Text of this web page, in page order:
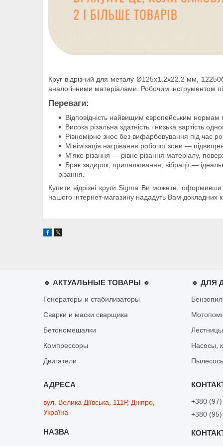
Круг відрізний для металу Ø125x1.2x22.2 мм,
аналогічними матеріалами. Робочим інструментом
Переваги:
Відповідність найвищим європейським нормам
Висока різальна здатність і низька вартість
Рівномірне знос без вифарбовування під час
Мінімізація нагрівання робочої зони —
М'яке різання — рівне різання матеріалу,
Брак задирок, припалювання, вібрації —
різання.
Купити відрізні круги Sigma Ви можете,
нашого інтернет-магазину нададуть Вам докладних
🔹 АКТУАЛЬНЫЕ ТОВАРЫ 🔹
Генераторы и стабилизаторы
Сварки и маски сварщика
Бетономешалки
Компрессоры
Двигатели
🔹 ДЛЯ
Насосы,
вул. Велика Діївська, 111Р, Дніпро,
Україна
+380
+380